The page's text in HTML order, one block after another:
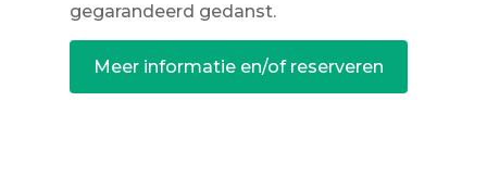
gegarandeerd gedanst.
Meer informatie en/of reserveren